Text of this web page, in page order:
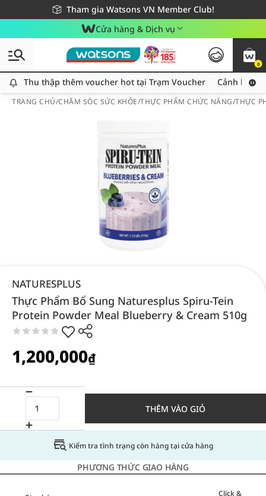
Tham gia Watsons VN Member Club!
Miễn phí giao hàng cho đơn hàng từ 249,000Đ
Giao hàng nhanh 24h - Áp dụng khu vực TP. Hồ Chí Minh
Cửa hàng & Dịch vụ
0
Thu thập thêm voucher hot tại Trạm Voucher
Thu thập thêm voucher hot tại Trạm Voucher Cảnh báo
TRANG CHỦ/CHĂM SÓC SỨC KHỎE/THỰC PHẨM CHỨC NĂNG/THỰC
NATURESPLUS
Thực Phẩm Bổ Sung Naturesplus Spiru-Tein
Protein Powder Meal Blueberry & Cream 510g
1,200,000₫
THÊM VÀO GIỎ
Kiểm tra tình trạng còn hàng tại cửa hàng
PHƯƠNG THỨC GIAO HÀNG
Click &